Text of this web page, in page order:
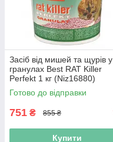
Засіб від мишей та щурів у
гранулах Best RAT Killer
Perfekt 1 кг (Niz16880)
Готово до відправки
751 ₴ 855 ₴
Купити